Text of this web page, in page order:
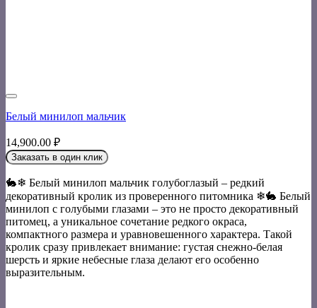
Белый минилоп мальчик
14,900.00 ₽
Заказать в один клик
🐇❄ Белый минилоп мальчик голубоглазый – редкий
декоративный кролик из проверенного питомника ❄🐇 Белый
минилоп с голубыми глазами – это не просто декоративный
питомец, а уникальное сочетание редкого окраса,
компактного размера и уравновешенного характера. Такой
кролик сразу привлекает внимание: густая снежно-белая
шерсть и яркие небесные глаза делают его особенно
выразительным.